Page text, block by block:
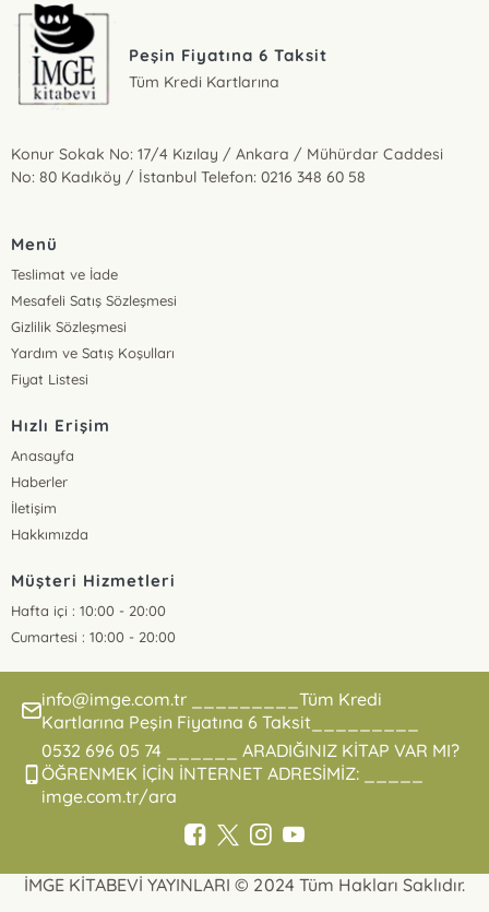
Peşin Fiyatına 6 Taksit
Tüm Kredi Kartlarına
Konur Sokak No: 17/4 Kızılay / Ankara / Mühürdar Caddesi
No: 80 Kadıköy / İstanbul Telefon: 0216 348 60 58
Menü
Teslimat ve İade
Mesafeli Satış Sözleşmesi
Gizlilik Sözleşmesi
Yardım ve Satış Koşulları
Fiyat Listesi
Hızlı Erişim
Anasayfa
Haberler
İletişim
Hakkımızda
Müşteri Hizmetleri
Hafta içi : 10:00 - 20:00
Cumartesi : 10:00 - 20:00
info@imge.com.tr _________Tüm Kredi
Kartlarına Peşin Fiyatına 6 Taksit_________
0532 696 05 74 ______ ARADIĞINIZ KİTAP VAR MI?
ÖĞRENMEK İÇİN İNTERNET ADRESİMİZ: _____
imge.com.tr/ara
İMGE KİTABEVİ YAYINLARI © 2024 Tüm Hakları Saklıdır.